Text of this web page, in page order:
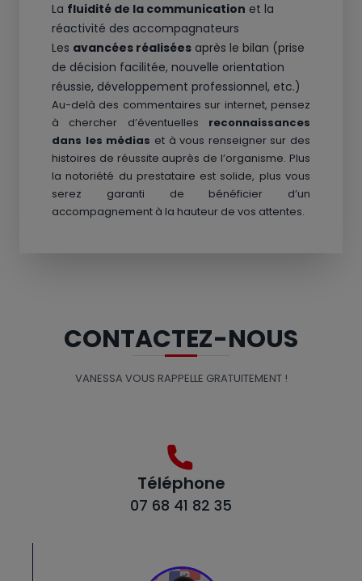
La fluidité de la communication et la
réactivité des accompagnateurs
Les avancées réalisées après le bilan (prise
de décision facilitée, nouvelle orientation
réussie, développement professionnel, etc.)
Au-delà des commentaires sur internet, pensez
à chercher d’éventuelles reconnaissances
dans les médias et à vous renseigner sur des
histoires de réussite auprès de l’organisme. Plus
la notoriété du prestataire est solide, plus vous
serez garanti de bénéficier d’un
accompagnement à la hauteur de vos attentes.
CONTACTEZ-NOUS
VANESSA VOUS RAPPELLE GRATUITEMENT !
Téléphone
07 68 41 82 35